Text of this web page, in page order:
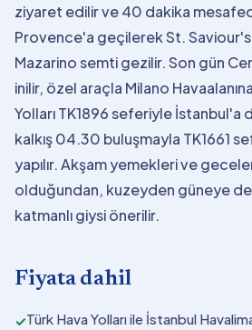
ziyaret edilir ve 40 dakika
Provence'a geçilerek St.
Mazarino semti gezilir. Son gün
inilir, özel araçla Milano
Yolları TK1896 seferiyle İstanbul'a
kalkış 04.30 buluşmayla TK1661
yapılır. Akşam yemekleri ve
olduğundan, kuzeyden güneye
katmanlı giysi önerilir.
Fiyata dahil
✓Türk Hava Yolları ile İstanbul